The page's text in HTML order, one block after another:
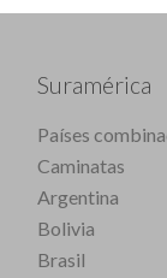
Suramérica
Países
Caminatas
Argentina
Bolivia
Brasil